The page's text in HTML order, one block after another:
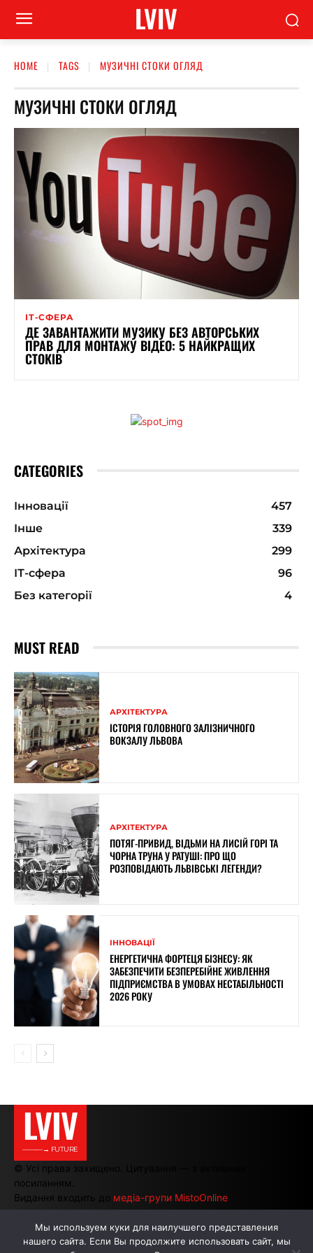
LVIV
HOME TAGS МУЗИЧНІ СТОКИ ОГЛЯД
МУЗИЧНІ СТОКИ ОГЛЯД
ІТ-СФЕРА
ДЕ ЗАВАНТАЖИТИ МУЗИКУ БЕЗ АВТОРСЬКИХ
ПРАВ ДЛЯ МОНТАЖУ ВІДЕО: 5 НАЙКРАЩИХ
СТОКІВ
CATEGORIES
Інновації
457
Інше
339
Архітектура
299
ІТ-сфера
96
Без категорії
4
MUST READ
АРХІТЕКТУРА
ІСТОРІЯ ГОЛОВНОГО ЗАЛІЗНИЧНОГО
ВОКЗАЛУ ЛЬВОВА
АРХІТЕКТУРА
ПОТЯГ-ПРИВИД, ВІДЬМИ НА ЛИСІЙ ГОРІ ТА
ЧОРНА ТРУНА У РАТУШІ: ПРО ЩО
РОЗПОВІДАЮТЬ ЛЬВІВСЬКІ ЛЕГЕНДИ?
ІННОВАЦІЇ
ЕНЕРГЕТИЧНА ФОРТЕЦЯ БІЗНЕСУ: ЯК
ЗАБЕЗПЕЧИТИ БЕЗПЕРЕБІЙНЕ ЖИВЛЕННЯ
ПІДПРИЄМСТВА В УМОВАХ НЕСТАБІЛЬНОСТІ
2026 РОКУ
LVIV
———→ FUTURE
© Усі права захищено. Цитування — з активним
посиланням.
Видання входить до медіа-групи MistoOnline
АВТОРИ РЕКЛАМА НА САЙТІ
Мы используем куки для наилучшего представления
нашего сайта. Если Вы продолжите использовать сайт, мы